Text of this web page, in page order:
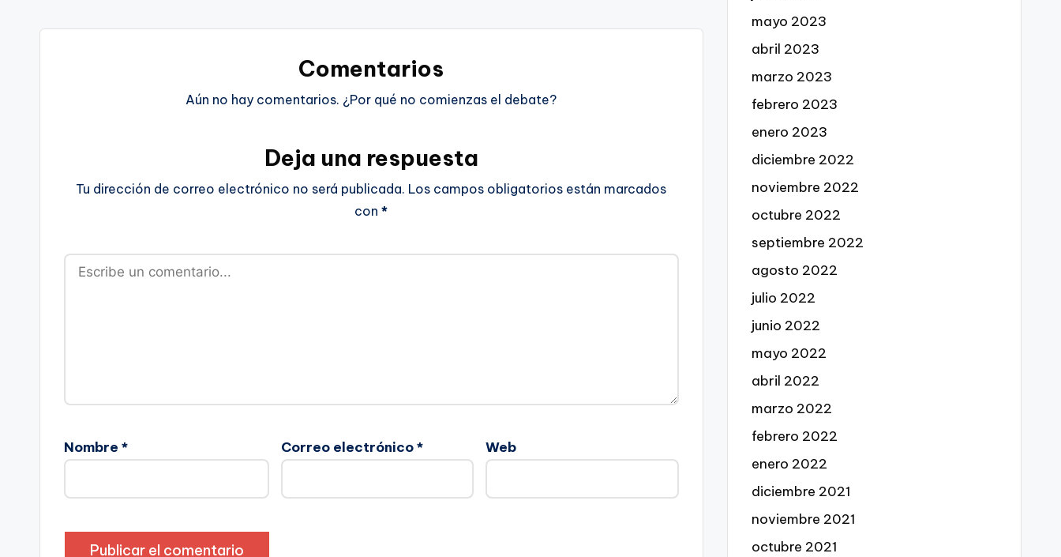
Comentarios
Aún no hay comentarios. ¿Por qué no comienzas el debate?
Deja una respuesta
Tu dirección de correo electrónico no será publicada. Los campos obligatorios están marcados
con*
Nombre * Correo electrónico* Web
mayo 2023
abril 2023
marzo 2023
febrero 2023
enero 2023
diciembre 2022
noviembre 2022
octubre 2022
septiembre 2022
agosto 2022
julio 2022
junio 2022
mayo 2022
abril 2022
marzo 2022
febrero 2022
enero 2022
diciembre 2021
noviembre 2021
octubre 2021